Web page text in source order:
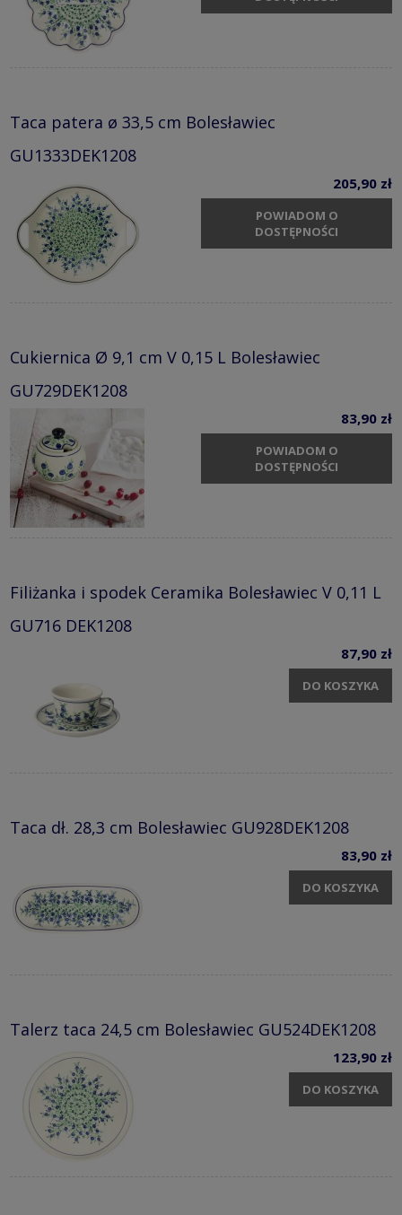
Taca patera ø 33,5 cm Bolesławiec
GU1333DEK1208
205,90 zł
POWIADOM O
DOSTĘPNOŚCI
Cukiernica Ø 9,1 cm V 0,15 L Bolesławiec
GU729DEK1208
83,90 zł
POWIADOM O
DOSTĘPNOŚCI
Filiżanka i spodek Ceramika Bolesławiec V 0,11 L
GU716 DEK1208
87,90 zł
DO KOSZYKA
Taca dł. 28,3 cm Bolesławiec GU928DEK1208
83,90 zł
DO KOSZYKA
Talerz taca 24,5 cm Bolesławiec GU524DEK1208
123,90 zł
DO KOSZYKA